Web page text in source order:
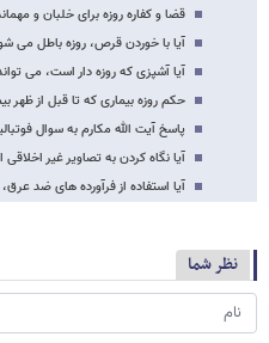
قضا و کفاره روزه برای خلبان و
آیا با خوردن قرص، روزه باطل می
آیا آشپزی که روزه دار است، می
حکم روزه بیماری که تا قبل از
پاسخ آیت الله مکارم به سوال
آیا نگاه کردن به تصاویر غیر
آیا استفاده از فرآورده های ضد
نظر شما